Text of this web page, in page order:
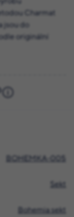
Charmat
jsou do
originální
BOHEMKA-005
Sekt
Bohemia sekt